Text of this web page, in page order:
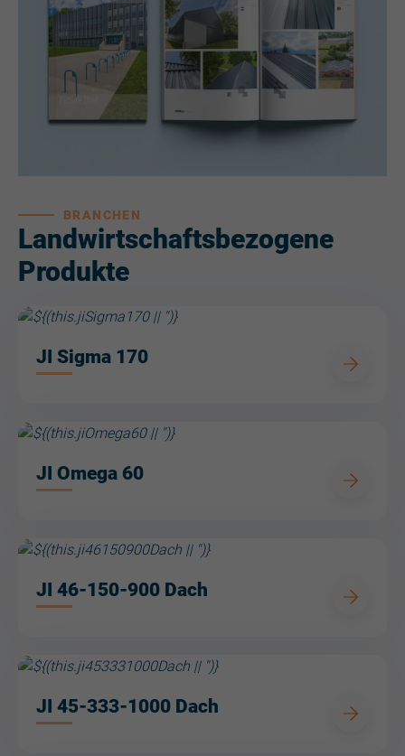
Landwirtschaftsbezogene
Produkte
BRANCHEN
JI Sigma 170
JI Omega 60
JI 46-150-900 Dach
JI 45-333-1000 Dach